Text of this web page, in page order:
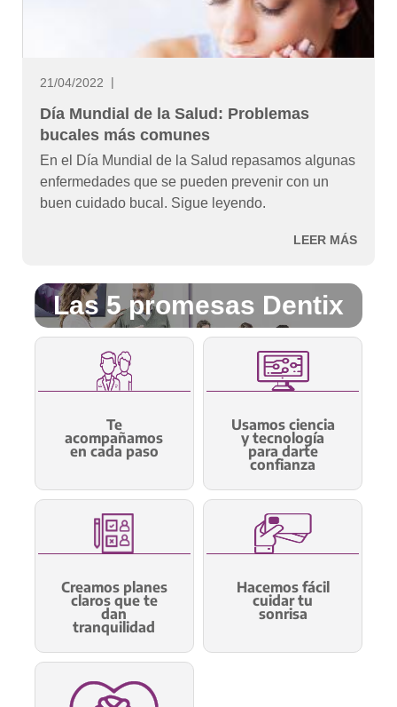
21/04/2022
Día Mundial de la Salud: Problemas
bucales más comunes
En el Día Mundial de la Salud repasamos algunas
enfermedades que se pueden prevenir con un
buen cuidado bucal. Sigue leyendo.
LEER MÁS
Las 5 promesas Dentix
Te
acompañamos
en cada paso
Usamos ciencia
y tecnología
para darte
confianza
Creamos planes
claros que te
dan
tranquilidad
Hacemos fácil
cuidar tu
sonrisa